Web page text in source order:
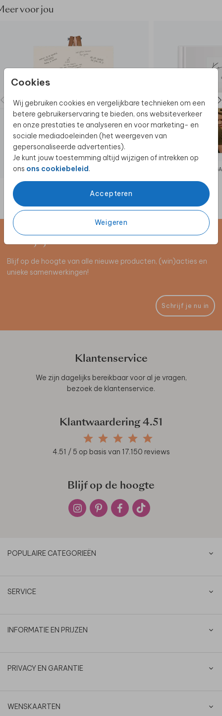
Cookies
Wij gebruiken cookies en vergelijkbare technieken om een
betere gebruikerservaring te bieden, ons websiteverkeer
en onze prestaties te analyseren en voor marketing- en
sociale mediadoeleinden (het weergeven van
gepersonaliseerde advertenties).
Je kunt jouw toestemming altijd wijzigen of intrekken op
ons ons cookiebeleid.
Accepteren
Weigeren
voor jou
GASTENBOEK BORD
Blijf op de hoogte van alle nieuwe producten, (win)acties en
unieke samenwerkingen!
Schrijf je nu in
Klantenservice
We zijn dagelijks bereikbaar voor al je vragen,
bezoek de klantenservice.
Klantwaardering 4.51
4.51 / 5 op basis van 17.150 reviews
Blijf op de hoogte
POPULAIRE CATEGORIEËN
SERVICE
INFORMATIE EN PRIJZEN
PRIVACY EN GARANTIE
WENSKAARTEN